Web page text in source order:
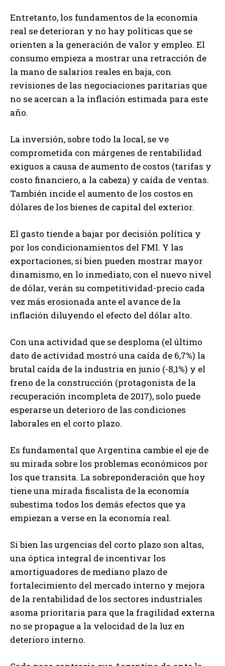
Entretanto, los fundamentos de la economía
real se deterioran y no hay políticas que se
orienten a la generación de valor y empleo. El
consumo empieza a mostrar una retracción de
la mano de salarios reales en baja, con
revisiones de las negociaciones paritarias que
no se acercan a la inflación estimada para este
año.
La inversión, sobre todo la local, se ve
comprometida con márgenes de rentabilidad
exiguos a causa de aumento de costos (tarifas y
costo financiero, a la cabeza) y caída de ventas.
También incide el aumento de los costos en
dólares de los bienes de capital del exterior.
El gasto tiende a bajar por decisión política y
por los condicionamientos del FMI. Y las
exportaciones, si bien pueden mostrar mayor
dinamismo, en lo inmediato, con el nuevo nivel
de dólar, verán su competitividad-precio cada
vez más erosionada ante el avance de la
inflación diluyendo el efecto del dólar alto.
Con una actividad que se desploma (el último
dato de actividad mostró una caída de 6,7%) la
brutal caída de la industria en junio (-8,1%) y el
freno de la construcción (protagonista de la
recuperación incompleta de 2017), solo puede
esperarse un deterioro de las condiciones
laborales en el corto plazo.
Es fundamental que Argentina cambie el eje de
su mirada sobre los problemas económicos por
los que transita. La sobreponderación que hoy
tiene una mirada fiscalista de la economía
subestima todos los demás efectos que ya
empiezan a verse en la economía real.
Si bien las urgencias del corto plazo son altas,
una óptica integral de incentivar los
amortiguadores de mediano plazo de
fortalecimiento del mercado interno y mejora
de la rentabilidad de los sectores industriales
asoma prioritaria para que la fragilidad externa
no se propague a la velocidad de la luz en
deterioro interno.